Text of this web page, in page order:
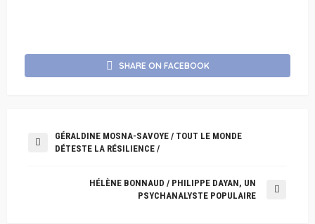
SHARE ON FACEBOOK
GÉRALDINE MOSNA-SAVOYE / TOUT LE MONDE
DÉTESTE LA RÉSILIENCE /
HÉLÈNE BONNAUD / PHILIPPE DAYAN, UN
PSYCHANALYSTE POPULAIRE